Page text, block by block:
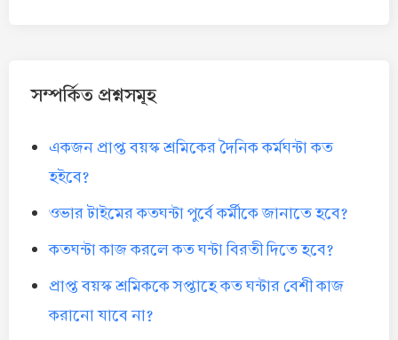
সম্পর্কিত প্রশ্নসমূহ
একজন প্রাপ্ত বয়স্ক শ্রমিকের দৈনিক কর্মঘন্টা কত
হইবে?
ওভার টাইমের কতঘন্টা পুর্বে কর্মীকে জানাতে হবে?
কতঘন্টা কাজ করলে কত ঘন্টা বিরতী দিতে হবে?
প্রাপ্ত বয়স্ক শ্রমিককে সপ্তাহে কত ঘন্টার বেশী কাজ
করানো যাবে না?